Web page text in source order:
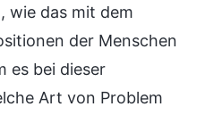
wie das mit dem
der Menschen
es bei dieser
Art von Problem